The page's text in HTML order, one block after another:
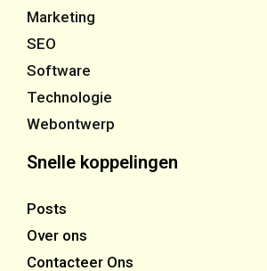
Marketing
SEO
Software
Technologie
Webontwerp
Snelle koppelingen
Posts
Over ons
Contacteer Ons